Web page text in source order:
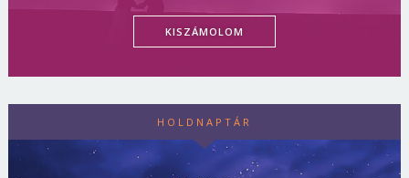
KISZÁMOLOM
HOLDNAPTÁR